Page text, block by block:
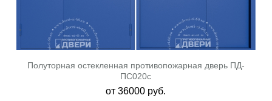
Полуторная остекленная противопожарная дверь ПД-
ПС020c
от36000 руб.